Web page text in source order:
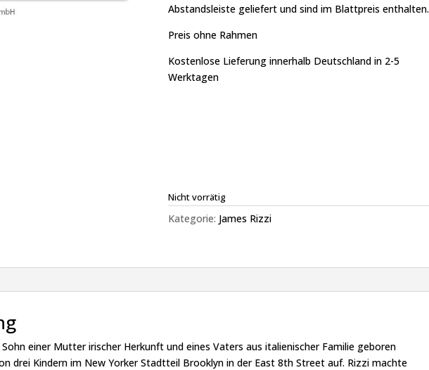
Abstandsleiste geliefert und sind im Blattpreis enthalten.
Preis ohne Rahmen
Kostenlose Lieferung innerhalb Deutschland in 2-5
Werktagen
Nicht vorrätig
Kategorie: James Rizzi
Sohn einer Mutter irischer Herkunft und eines Vaters aus italienischer Familie geboren
drei Kindern im New Yorker Stadtteil Brooklyn in der East 8th Street auf. Rizzi machte